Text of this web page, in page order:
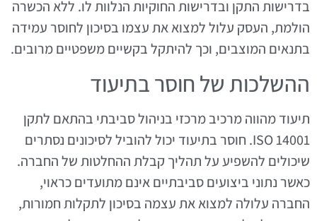
בדרישות התקן ובדרישות החוקיות הנלוות לו. ללא הכשרה
הולמת, העסק עלול למצוא את עצמו בסיכון לחוסר עמידה
בתנאים המוצבים, וכך להיתקל בקשיים משפטיים מרובים.
ההשלכות של חוסר בתיעוד
תיעוד מהווה מרכיב מרכזי בניהול סביבתי בהתאם לתקן
ISO 14001. חוסר בתיעוד יכול להוביל לסיכונים נסתרים
שיכולים להשפיע על תהליך קבלת ההחלטות של החברה.
כאשר נתוני ביצועים סביבתיים אינם מתועדים כראוי,
החברה עלולה למצוא את עצמה בסיכון לתקלות חמורות,